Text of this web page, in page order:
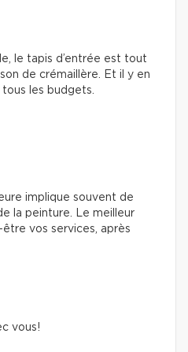
le tapis d’entrée est tout
de crémaillère. Et il y en
les budgets.
implique souvent de
la peinture. Le meilleur
vos services, après
vous!